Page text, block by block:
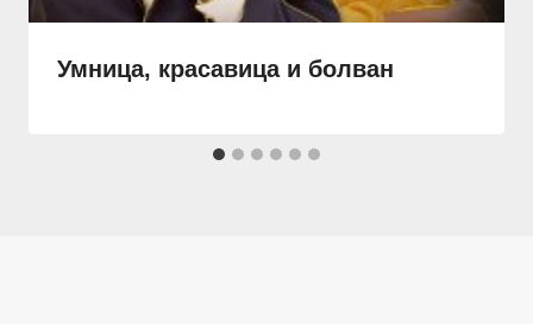
Умница, красавица и болван